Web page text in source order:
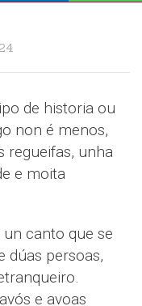
de historia ou
non é menos,
regueifas, unha
e moita
canto que se
dúas persoas,
e avoas